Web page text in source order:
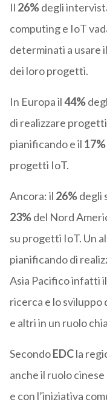
Il 26%degli
computing e IoT
determinati a usare
dei loro progetti.
In Europa il44%
di realizzare
pianificando e il 17%
progetti IoT.
Ancora: il 26%degli
23%del Nord
su progetti IoT. Un
pianificando di
Asia Pacifico infatti
ricerca e lo sviluppo
e altri in un ruolo
SecondoEDCla
anche il ruolo cinese
e con l’iniziativa